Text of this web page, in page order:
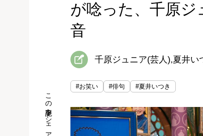
が唸った、千原
音
千原ジュニア(芸人),夏井い
#お笑い #俳句 #夏井いつき
この記事をシェア